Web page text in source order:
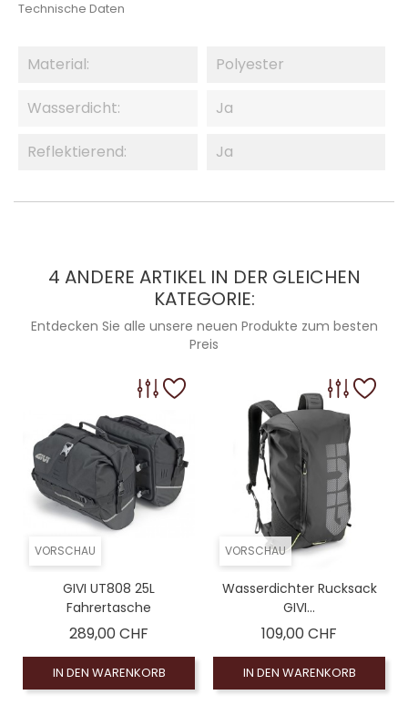
Technische Daten
Material: Polyester
Wasserdicht: Ja
Reflektierend: Ja
4 ANDERE ARTIKEL IN DER GLEICHEN
KATEGORIE:
Entdecken Sie alle unsere neuen Produkte zum besten
Preis
VORSCHAU
GIVI UT808 25L
Fahrertasche
289,00 CHF
IN DEN WARENKORB
VORSCHAU
Wasserdichter Rucksack
GIVI...
109,00 CHF
IN DEN WARENKORB